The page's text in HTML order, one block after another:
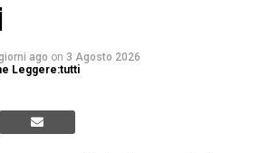
ago on 3 Agosto 2026
Leggere:tutti